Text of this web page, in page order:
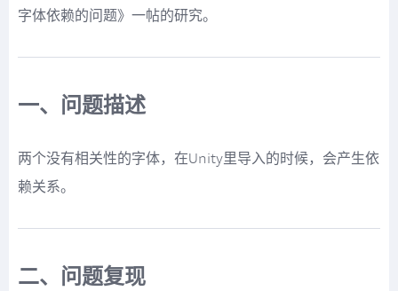
字体依赖的问题》一帖的研究。
一、问题描述
两个没有相关性的字体，在Unity里导入的时候，会产生依
赖关系。
二、问题复现